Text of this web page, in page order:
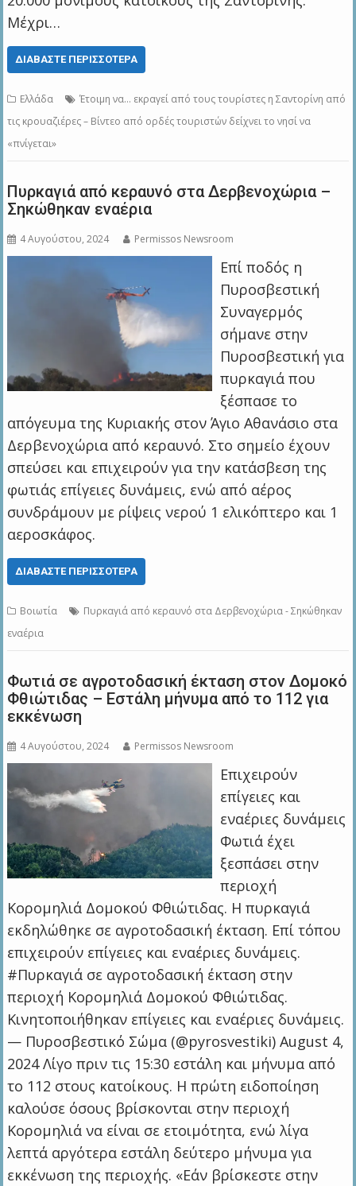
Μέχρι…
ΔΙΑΒΆΣΤΕ ΠΕΡΙΣΣΌΤΕΡΑ
Ελλάδα
Έτοιμη να… εκραγεί από τους τουρίστες η Σαντορίνη από
τις κρουαζιέρες – Βίντεο από ορδές τουριστών δείχνει το νησί να
«πνίγεται»
Πυρκαγιά από κεραυνό στα Δερβενοχώρια –
Σηκώθηκαν εναέρια
4 Αυγούστου, 2024 Permissos Newsroom
Επί ποδός η
Πυροσβεστική
Συναγερμός
σήμανε στην
Πυροσβεστική για
πυρκαγιά που
ξέσπασε το
απόγευμα της Κυριακής στον Άγιο Αθανάσιο στα
Δερβενοχώρια από κεραυνό. Στο σημείο έχουν
σπεύσει και επιχειρούν για την κατάσβεση της
φωτιάς επίγειες δυνάμεις, ενώ από αέρος
συνδράμουν με ρίψεις νερού 1 ελικόπτερο και 1
αεροσκάφος.
ΔΙΑΒΆΣΤΕ ΠΕΡΙΣΣΌΤΕΡΑ
Βοιωτία
Πυρκαγιά από κεραυνό στα Δερβενοχώρια - Σηκώθηκαν
εναέρια
Φωτιά σε αγροτοδασική έκταση στον Δομοκό
Φθιώτιδας – Εστάλη μήνυμα από το 112 για
εκκένωση
4 Αυγούστου, 2024 Permissos Newsroom
Επιχειρούν
επίγειες και
εναέριες δυνάμεις
Φωτιά έχει
ξεσπάσει στην
περιοχή
Κορομηλιά Δομοκού Φθιώτιδας. Η πυρκαγιά
εκδηλώθηκε σε αγροτοδασική έκταση. Επί τόπου
επιχειρούν επίγειες και εναέριες δυνάμεις.
#Πυρκαγιά σε αγροτοδασική έκταση στην
περιοχή Κορομηλιά Δομοκού Φθιώτιδας.
Κινητοποιήθηκαν επίγειες και εναέριες δυνάμεις.
— Πυροσβεστικό Σώμα (@pyrosvestiki) August 4,
2024 Λίγο πριν τις 15:30 εστάλη και μήνυμα από
το 112 στους κατοίκους. Η πρώτη ειδοποίηση
καλούσε όσους βρίσκονται στην περιοχή
Κορομηλιά να είναι σε ετοιμότητα, ενώ λίγα
λεπτά αργότερα εστάλη δεύτερο μήνυμα για
εκκένωση της περιοχής. «Εάν βρίσκεστε στην